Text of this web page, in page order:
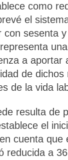
como
el
sesenta
a aportar
de dichos
de la vida
resulta de
el
cuenta que
reducida a